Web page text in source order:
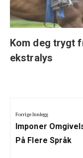
Kom deg trygt
ekstralys
Forrige Innlegg
Previous
Post:
Imponer
På Flere Språk